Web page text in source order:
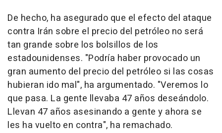
De hecho, ha asegurado que el efecto del ataque
contra Irán sobre el precio del petróleo no será
tan grande sobre los bolsillos de los
estadounidenses. "Podría haber provocado un
gran aumento del precio del petróleo si las cosas
hubieran ido mal", ha argumentado. "Veremos lo
que pasa. La gente llevaba 47 años deseándolo.
Llevan 47 años asesinando a gente y ahora se
les ha vuelto en contra", ha remachado.